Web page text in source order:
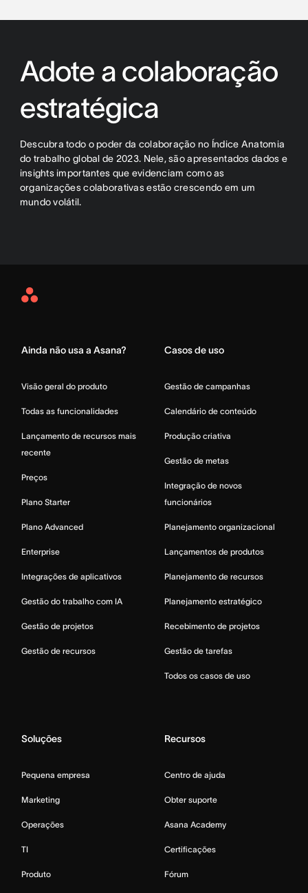
Adote a colaboração
estratégica
Descubra todo o poder da colaboração no Índice Anatomia
do trabalho global de 2023. Nele, são apresentados dados e
insights importantes que evidenciam como as
organizações colaborativas estão crescendo em um
mundo volátil.
Asana
Ainda não usa a Asana?
Visão geral do produto
Todas as funcionalidades
Lançamento de recursos mais
recente
Preços
Plano Starter
Plano Advanced
Enterprise
Integrações de aplicativos
Gestão do trabalho com IA
Gestão de projetos
Gestão de recursos
Casos de uso
Gestão de campanhas
Calendário de conteúdo
Produção criativa
Gestão de metas
Integração de novos
funcionários
Planejamento organizacional
Lançamentos de produtos
Planejamento de recursos
Planejamento estratégico
Recebimento de projetos
Gestão de tarefas
Todos os casos de uso
Soluções
Pequena empresa
Marketing
Operações
TI
Produto
Recursos
Centro de ajuda
Obter suporte
Asana Academy
Certificações
Fórum